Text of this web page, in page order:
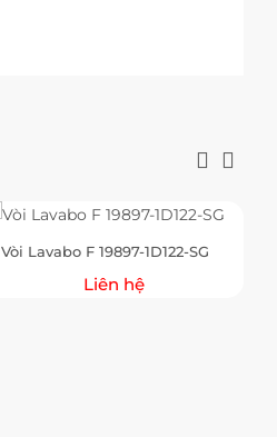
Vòi Lavabo F 19897-1D122-SG
Liên hệ